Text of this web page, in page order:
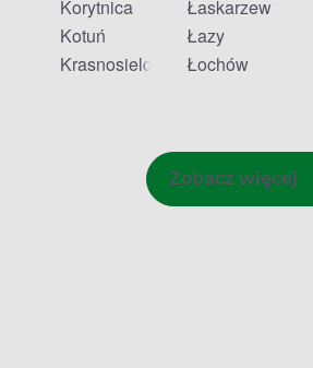
Korytnica
Kotuń
Krasnosielc
Łaskarzew
Łazy
Łochów
Zobacz więcej